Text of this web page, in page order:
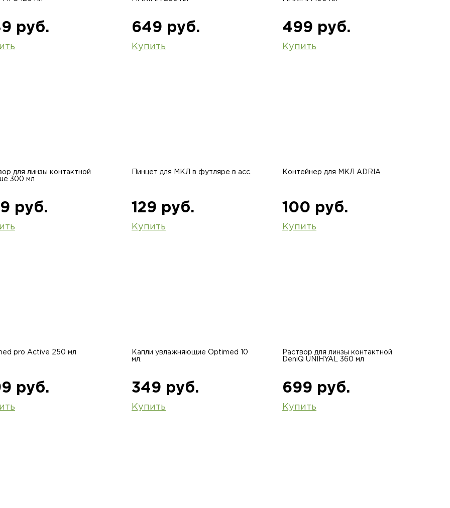
руб. 649 руб.
Купить
499 руб.
Купить
для линзы контактной
300 мл
руб.
Пинцет для МКЛ в футляре в асс.
129 руб.
Купить
Контейнер для МКЛ ADRIA
100 руб.
Купить
pro Active 250 мл
руб.
Капли увлажняющие Optimed 10
мл.
349 руб.
Купить
Раствор для линзы контактной
DeniQ UNIHYAL 360 мл
699 руб.
Купить